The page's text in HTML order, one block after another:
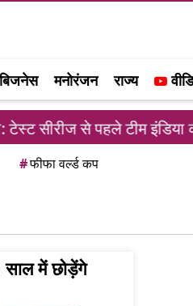
बिजनेस मनोरंजन राज्य
सीरीज से पहले टीम इंडिया
#फीफा वर्ल्ड कप
साल में छोड़ेंगे